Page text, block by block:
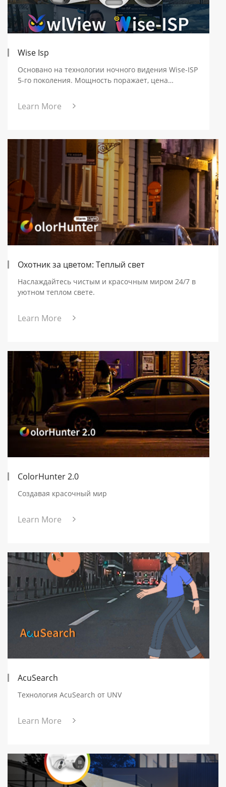
Wise Isp
Основано на технологии ночного видения Wise-ISP
5-го поколения. Мощность поражает, цена
Learn More
Охотник за цветом: Теплый свет
Наслаждайтесь чистым и красочным миром 24/7 в
уютном теплом свете.
Learn More
ColorHunter 2.0
Создавая красочный мир
Learn More
AcuSearch
Технология AcuSearch от UNV
Learn More